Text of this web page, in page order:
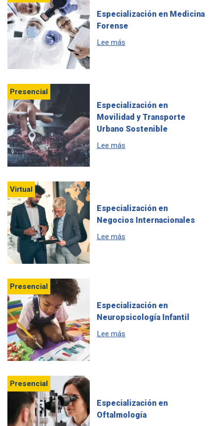
Especialización en Medicina
Forense
Lee más
Presencial
Especialización en
Movilidad y Transporte
Urbano Sostenible
Lee más
Virtual
Especialización en
Negocios Internacionales
Lee más
Presencial
Especialización en
Neuropsicología Infantil
Lee más
Presencial
Especialización en
Oftalmología